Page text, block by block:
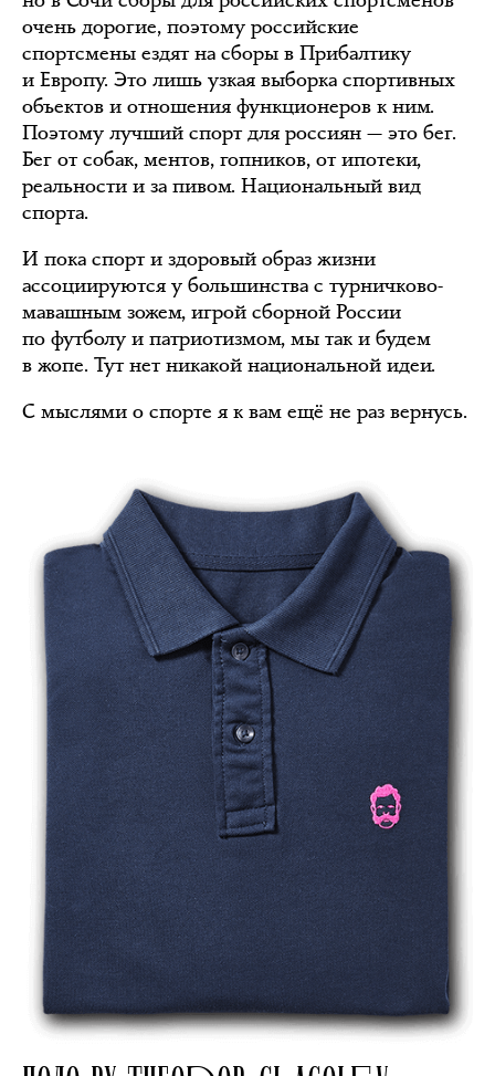
очень дорогие, поэтому российские
спортсмены ездят на сборы в Прибалтику
и Европу. Это лишь узкая выборка спортивных
объектов и отношения функционеров к ним.
Поэтому лучший спорт для россиян — это бег.
Бег от собак, ментов, гопников, от ипотеки,
реальности и за пивом. Национальный вид
спорта.
И пока спорт и здоровый образ жизни
ассоциируются у большинства с турничково-
мавашным зожем, игрой сборной России
по футболу и патриотизмом, мы так и будем
в жопе. Тут нет никакой национальной идеи.
С мыслями о спорте я к вам ещё не раз вернусь.